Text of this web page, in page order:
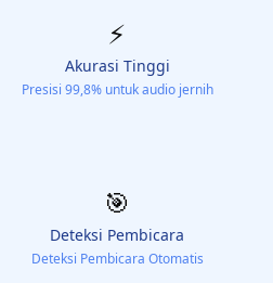
⚡️
Akurasi Tinggi
Presisi 99,8% untuk audio jernih
🎯
Deteksi Pembicara
Deteksi Pembicara Otomatis